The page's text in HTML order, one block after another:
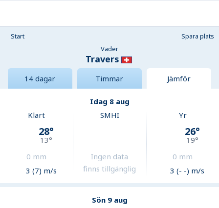
Start
Spara plats
Väder
Travers
14 dagar Timmar Jämför
Idag 8 aug
Klart
28°
13°
0 mm
3 (7) m/s
SMHI
Ingen data
finns tillgänglig
Yr
26°
19°
0 mm
3 (- -) m/s
Sön 9 aug